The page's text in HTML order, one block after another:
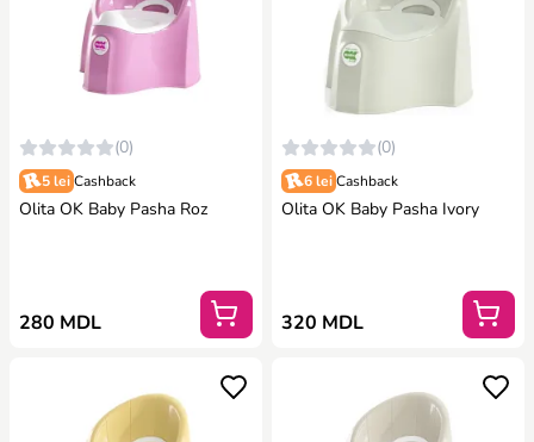
(0)
5 lei Cashback
Olita OK Baby Pasha Roz
280 MDL
(0)
6 lei Cashback
Olita OK Baby Pasha Ivory
320 MDL